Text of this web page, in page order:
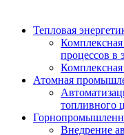
Тепловая
процессов в
Комплексная
Атомная
топливного
Внедрение